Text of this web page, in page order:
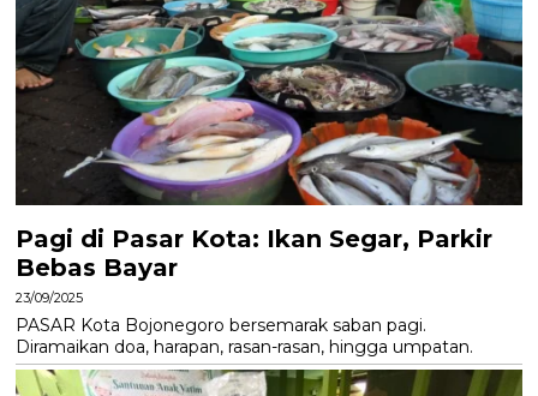
Pagi di Pasar Kota: Ikan Segar, Parkir
Bebas Bayar
23/09/2025
PASAR Kota Bojonegoro bersemarak saban pagi.
Diramaikan doa, harapan, rasan-rasan, hingga umpatan.